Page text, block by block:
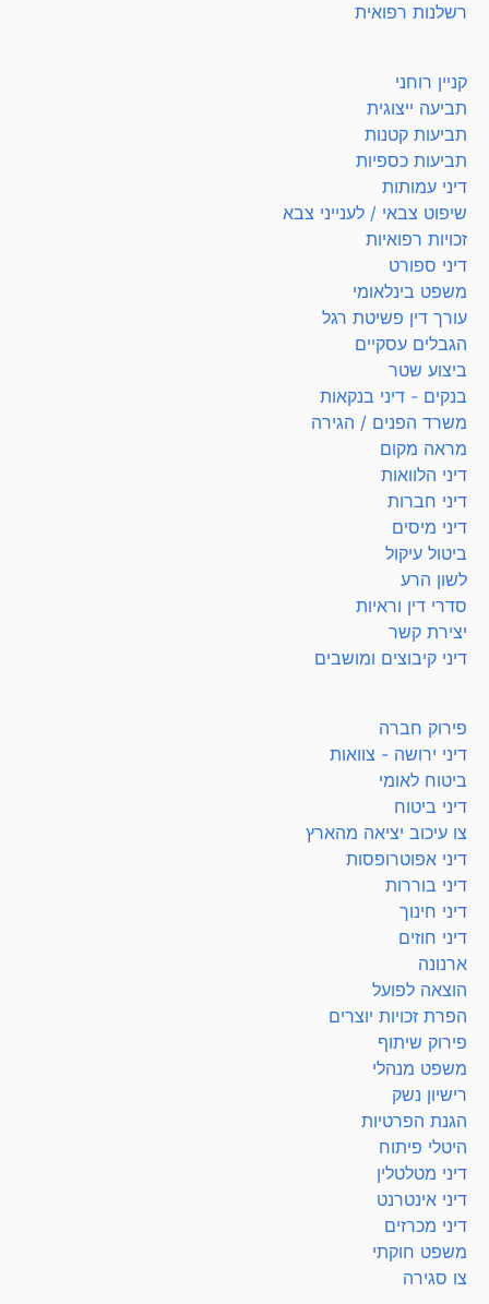
רשלנות רפואית
קניין רוחני
תביעה ייצוגית
תביעות קטנות
תביעות כספיות
דיני עמותות
שיפוט צבאי / לענייני צבא
זכויות רפואיות
דיני ספורט
משפט בינלאומי
עורך דין פשיטת רגל
הגבלים עסקיים
ביצוע שטר
בנקים - דיני בנקאות
משרד הפנים / הגירה
מראה מקום
דיני הלוואות
דיני חברות
דיני מיסים
ביטול עיקול
לשון הרע
סדרי דין וראיות
יצירת קשר
דיני קיבוצים ומושבים
פירוק חברה
דיני ירושה - צוואות
ביטוח לאומי
דיני ביטוח
צו עיכוב יציאה מהארץ
דיני אפוטרופסות
דיני בוררות
דיני חינוך
דיני חוזים
ארנונה
הוצאה לפועל
הפרת זכויות יוצרים
פירוק שיתוף
משפט מנהלי
רישיון נשק
הגנת הפרטיות
היטלי פיתוח
דיני מטלטלין
דיני אינטרנט
דיני מכרזים
משפט חוקתי
צו סגירה